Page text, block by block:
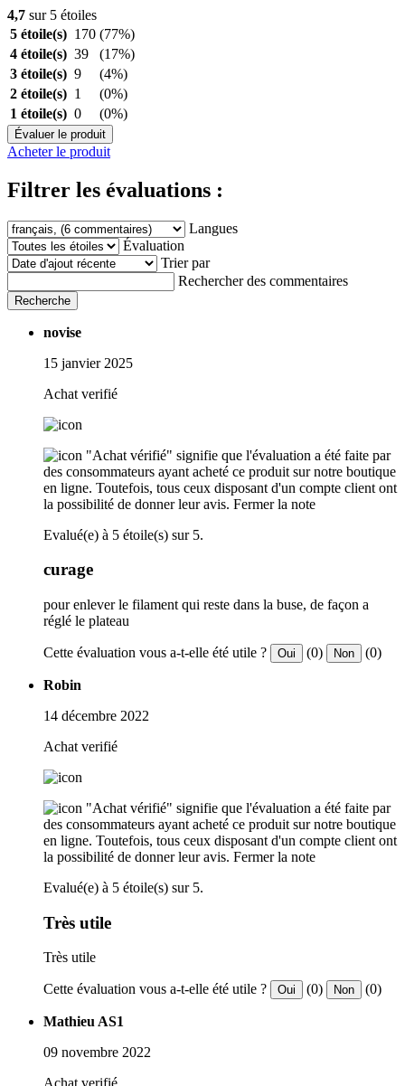
4,7 sur 5 étoiles
5 étoile(s) 170 (77%)
4 étoile(s) 39
(17%)
3 étoile(s) 9
(4%)
2 étoile(s) 1
(0%)
1 étoile(s) 0 (0%)
Évaluer le produit
Acheter le produit
Filtrer les évaluations :
Langues
Évaluation
Trier par
Rechercher des commentaires
Recherche
novise
15 janvier 2025
Achat verifié
"Achat vérifié" signifie que l'évaluation a été faite par
des consommateurs ayant acheté ce produit sur notre boutique
en ligne. Toutefois, tous ceux disposant d'un compte client ont
la possibilité de donner leur avis. Fermer la note
Evalué(e) à 5 étoile(s) sur 5.
curage
pour enlever le filament qui reste dans la buse, de façon a
réglé le plateau
Cette évaluation vous a-t-elle été utile ? Oui (0) Non (0)
Robin
14 décembre 2022
Achat verifié
"Achat vérifié" signifie que l'évaluation a été faite par
des consommateurs ayant acheté ce produit sur notre boutique
en ligne. Toutefois, tous ceux disposant d'un compte client ont
la possibilité de donner leur avis. Fermer la note
Evalué(e) à 5 étoile(s) sur 5.
Très utile
Très utile
Cette évaluation vous a-t-elle été utile ? Oui (0) Non (0)
Mathieu AS1
09 novembre 2022